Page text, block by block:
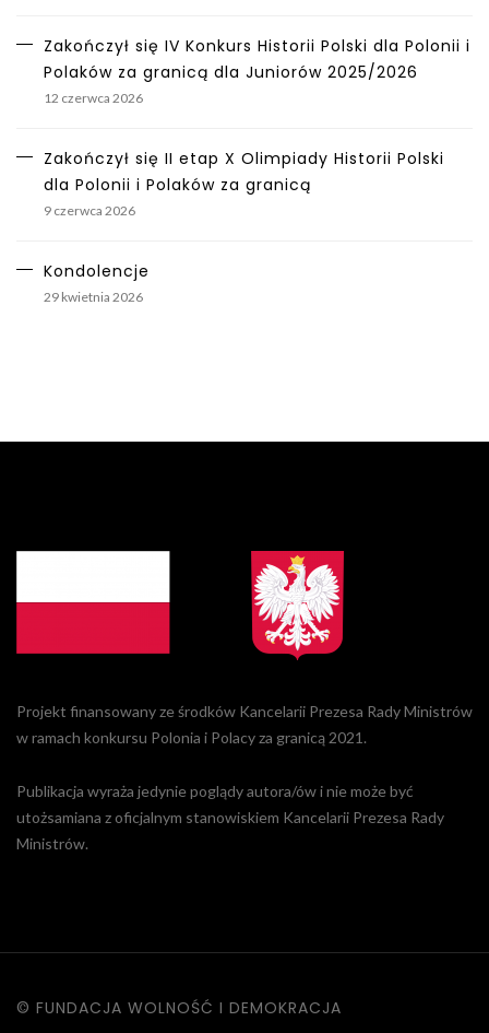
Zakończył się IV Konkurs Historii Polski dla Polonii i
Polaków za granicą dla Juniorów 2025/2026
12 czerwca 2026
Zakończył się II etap X Olimpiady Historii Polski
dla Polonii i Polaków za granicą
9 czerwca 2026
Kondolencje
29 kwietnia 2026
Projekt finansowany ze środków Kancelarii Prezesa Rady Ministrów
w ramach konkursu Polonia i Polacy za granicą 2021.
Publikacja wyraża jedynie poglądy autora/ów i nie może być
utożsamiana z oficjalnym stanowiskiem Kancelarii Prezesa Rady
Ministrów.
© FUNDACJA WOLNOŚĆ I DEMOKRACJA